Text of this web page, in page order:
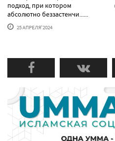
подход, при котором
абсолютно беззастенчи......
25 АПРЕЛЯ'2024